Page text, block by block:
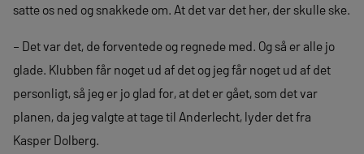
satte os ned og snakkede om. At det var det her, der skulle ske.
– Det var det, de forventede og regnede med. Og så er alle jo
glade. Klubben får noget ud af det og jeg får noget ud af det
personligt, så jeg er jo glad for, at det er gået, som det var
planen, da jeg valgte at tage til Anderlecht, lyder det fra
Kasper Dolberg.